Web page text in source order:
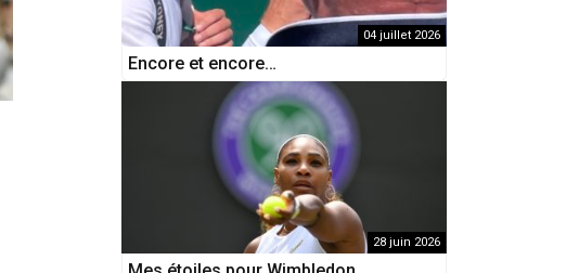
04 juillet 2026
Encore et encore…
28 juin 2026